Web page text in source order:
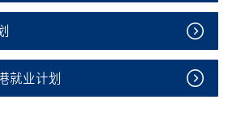
就业计划